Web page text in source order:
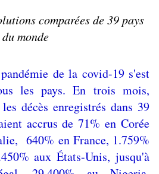
comparées de 39 pays
du monde
de la covid-19 s'est
les pays. En trois mois,
décès enregistrés dans 39
accrus de 71% en Corée
640% en France, 1.759%
aux États-Unis, jusqu'à